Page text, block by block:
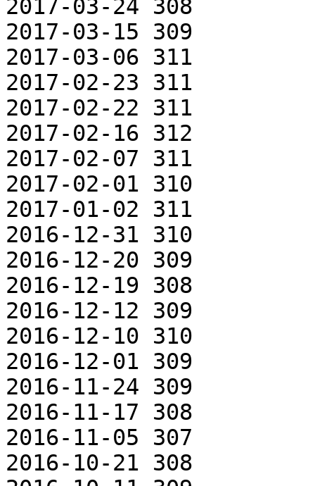
2017-03-24 308
2017-03-15 309
2017-03-06 311
2017-02-23 311
2017-02-22 311
2017-02-16 312
2017-02-07 311
2017-02-01 310
2017-01-02 311
2016-12-31 310
2016-12-20 309
2016-12-19 308
2016-12-12 309
2016-12-10 310
2016-12-01 309
2016-11-24 309
2016-11-17 308
2016-11-05 307
2016-10-21 308